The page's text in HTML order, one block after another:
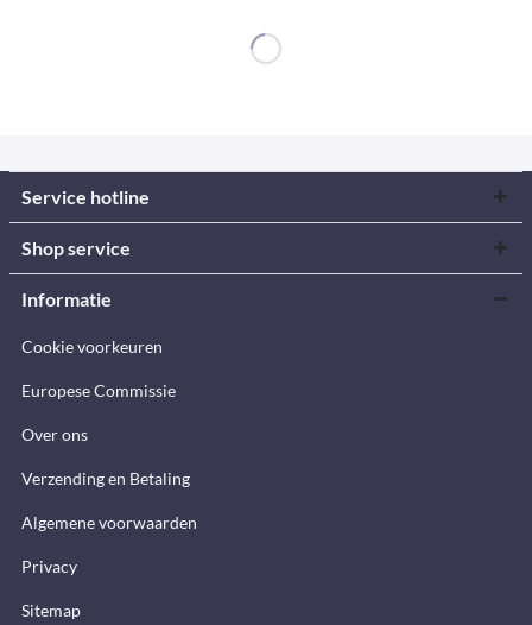
Service hotline
Shop service
Informatie
Cookie voorkeuren
Europese Commissie
Over ons
Verzending en Betaling
Algemene voorwaarden
Privacy
Sitemap